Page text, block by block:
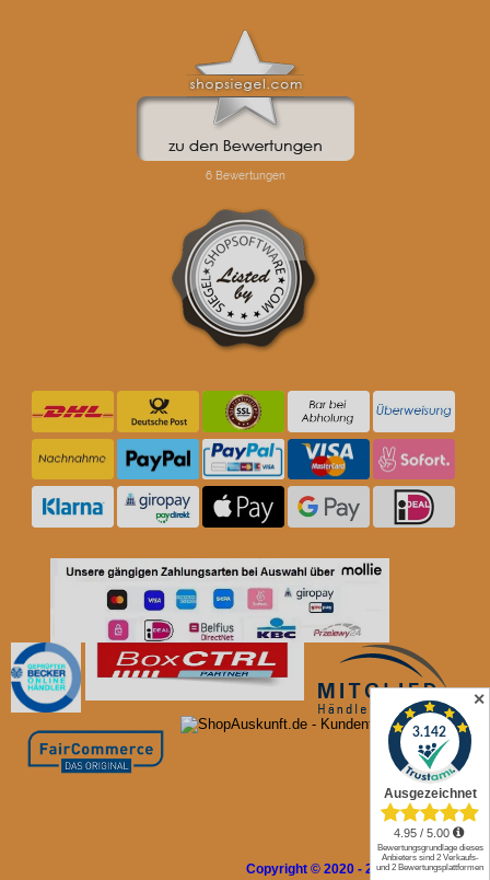
Copyright © 2020 - 2026 Rolladen
✕